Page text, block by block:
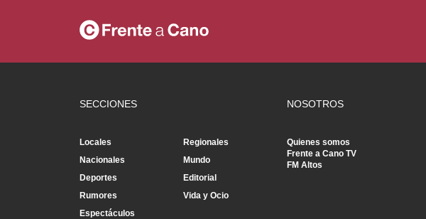
SECCIONES
Locales
Regionales
Nacionales
Mundo
Deportes
Editorial
Rumores
Vida y Ocio
Espectáculos
NOSOTROS
Quienes somos
Frente a Cano TV
FM Altos